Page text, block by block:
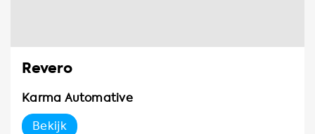
Revero
Karma Automative
Bekijk